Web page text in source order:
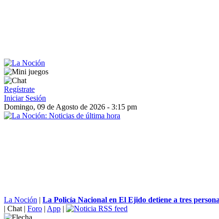
Regístrate
Iniciar Sesión
Domingo, 09 de Agosto de 2026 - 3:15 pm
La Noción | La Policía Nacional en El Ejido detiene a tres
| Chat | Foro | App |